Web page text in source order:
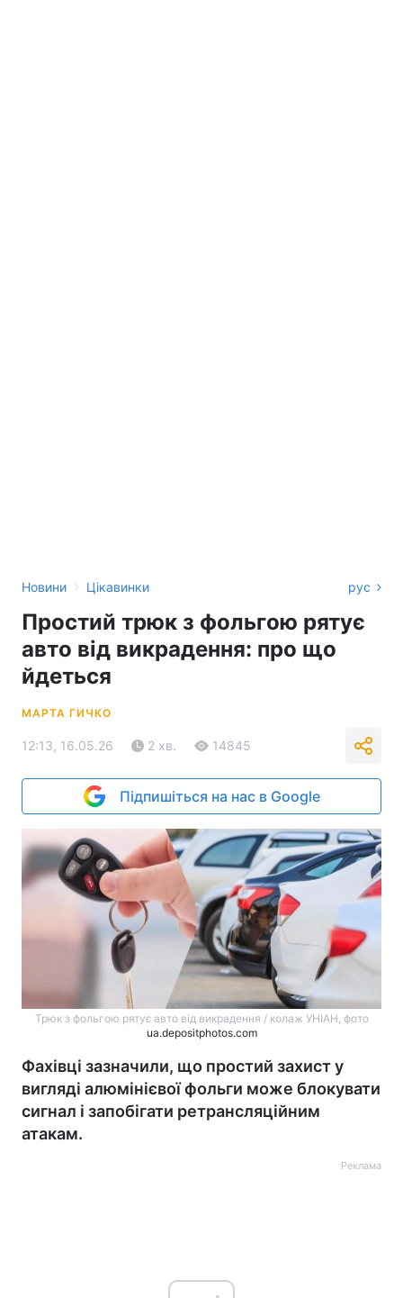
Новини › Цікавинки рус
Простий трюк з фольгою рятує
авто від викрадення: про що
йдеться
МАРТА ГИЧКО
12:13, 16.05.26 2 хв. 14845
Підпишіться на нас в Google
Трюк з фольгою рятує авто від викрадення / колаж УНІАН, фото
ua.depositphotos.com
Фахівці зазначили, що простий захист у
вигляді алюмінієвої фольги може блокувати
сигнал і запобігати ретрансляційним
атакам.
Реклама